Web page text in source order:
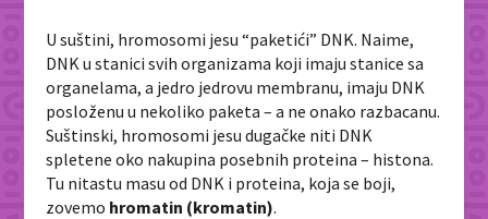
U suštini, hromosomi jesu “paketići” DNK. Naime,
DNK u stanici svih organizama koji imaju stanice sa
organelama, a jedro jedrovu membranu, imaju DNK
posloženu u nekoliko paketa – a ne onako razbacanu.
Suštinski, hromosomi jesu dugačke niti DNK
spletene oko nakupina posebnih proteina – histona.
Tu nitastu masu od DNK i proteina, koja se boji,
zovemo hromatin (kromatin).